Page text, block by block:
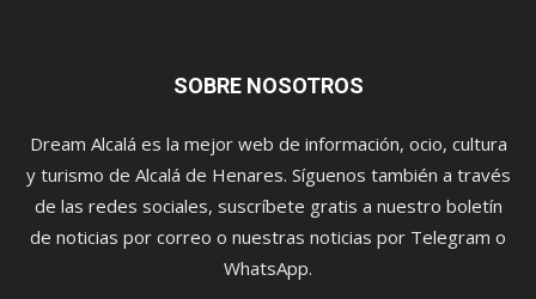
SOBRE NOSOTROS
Dream Alcalá es la mejor web de información, ocio, cultura
y turismo de Alcalá de Henares. Síguenos también a través
de las redes sociales, suscríbete gratis a nuestro boletín
de noticias por correo o nuestras noticias por Telegram o
WhatsApp.